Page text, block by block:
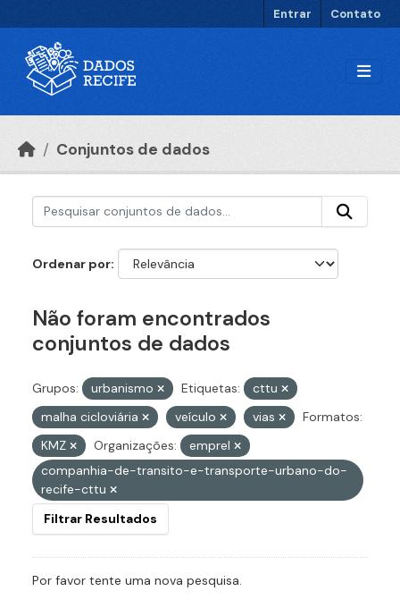
Entrar Contato
Conjuntos de dados
Ordenar por
Não foram encontrados
conjuntos de dados
Grupos: urbanismo Etiquetas:
cttu
malha cicloviária
veículo vias
Formatos:
KMZ
Organizações:
emprel
companhia-de-transito-e-transporte-urbano-do-
recife-cttu
Filtrar Resultados
Por favor tente uma nova pesquisa.